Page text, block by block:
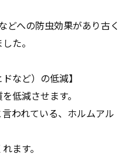
どへの防虫効果があり古く
た。
など）の低減】
低減させます。
われている、ホルムアル
ます。